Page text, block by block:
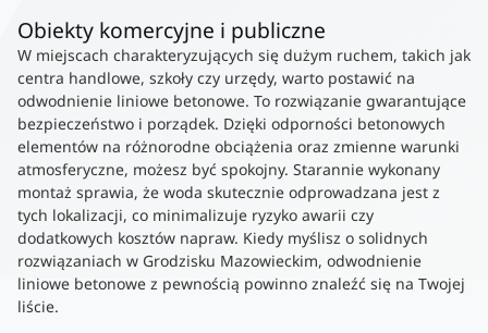
Obiekty komercyjne i publiczne
W miejscach charakteryzujących się dużym ruchem, takich jak
centra handlowe, szkoły czy urzędy, warto postawić na
odwodnienie liniowe betonowe. To rozwiązanie gwarantujące
bezpieczeństwo i porządek. Dzięki odporności betonowych
elementów na różnorodne obciążenia oraz zmienne warunki
atmosferyczne, możesz być spokojny. Starannie wykonany
montaż sprawia, że woda skutecznie odprowadzana jest z
tych lokalizacji, co minimalizuje ryzyko awarii czy
dodatkowych kosztów napraw. Kiedy myślisz o solidnych
rozwiązaniach w Grodzisku Mazowieckim, odwodnienie
liniowe betonowe z pewnością powinno znaleźć się na Twojej
liście.